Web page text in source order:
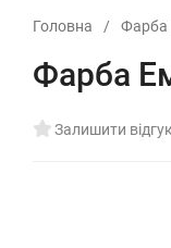
Головна / Фарба
Фарба
Залишити відгук